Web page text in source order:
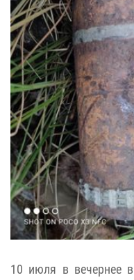
10 июля в вечернее